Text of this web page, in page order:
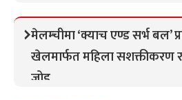
मेलम्चीमा ‘क्याच एण्ड सर्भ बल’
खेलमार्फत महिला सशक्तीकरण
जोड